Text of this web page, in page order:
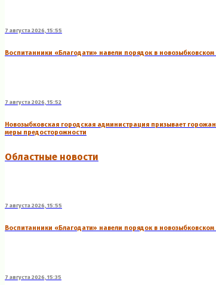
7 августа 2026, 15:55
Воспитанники «Благодати» навели порядок в новозыбковском
7 августа 2026, 15:52
Новозыбковская городская администрация призывает
меры предосторожности
Областные новости
7 августа 2026, 15:55
Воспитанники «Благодати» навели порядок в новозыбковском
7 августа 2026, 15:35